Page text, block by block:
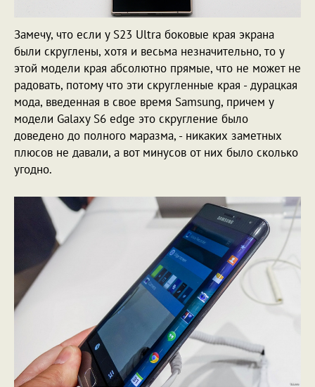
Замечу, что если у S23 Ultra боковые края экрана
были скруглены, хотя и весьма незначительно, то у
этой модели края абсолютно прямые, что не может не
радовать, потому что эти скругленные края - дурацкая
мода, введенная в свое время Samsung, причем у
модели Galaxy S6 edge это скругление было
доведено до полного маразма, - никаких заметных
плюсов не давали, а вот минусов от них было сколько
угодно.